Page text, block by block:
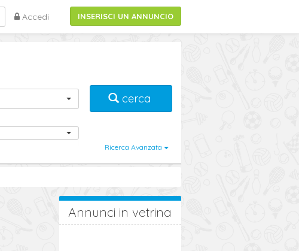
INSERISCI UN ANNUNCIO
Accedi
cerca
Ricerca Avanzata
Annunci in vetrina